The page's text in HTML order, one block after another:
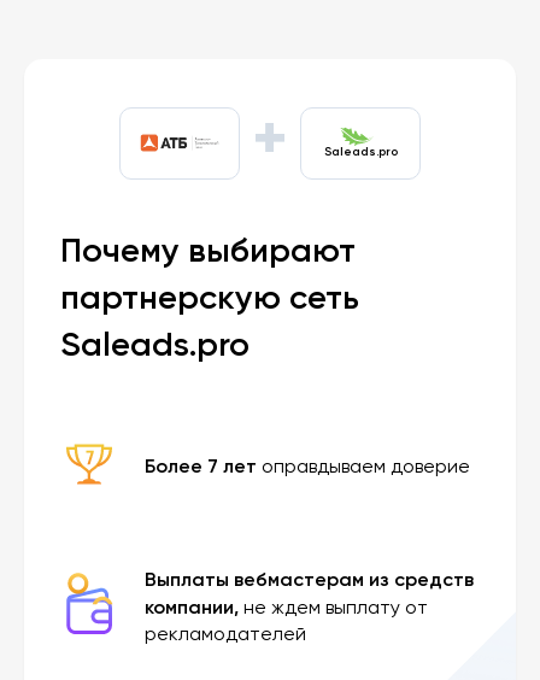
+ Saleads.pro
Почему выбирают
партнерскую сеть
Saleads.pro
Более 7 лет оправдываем доверие
Выплаты вебмастерам из средств
компании, не ждем выплату от
рекламодателей